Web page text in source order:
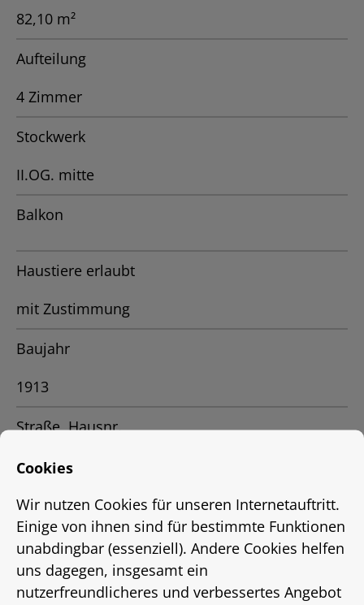
82,10 m²
Aufteilung
4 Zimmer
Stockwerk
II.OG. mitte
Balkon
Haustiere erlaubt
mit Zustimmung
Baujahr
1913
Straße, Hausnr.
Wilhelm-Bluhm-Str.36
Stadtteil
Linden-Nord
Ort
Cookies
Wir nutzen Cookies für unseren Internetauftritt.
Einige von ihnen sind für bestimmte Funktionen
unabdingbar (essenziell). Andere Cookies helfen
uns dagegen, insgesamt ein
nutzerfreundlicheres und verbessertes Angebot